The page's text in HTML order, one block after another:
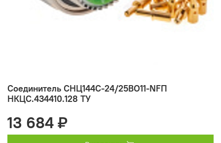
Соединитель СНЦ144С-24/25ВО11-NFП
НКЦС.434410.128 ТУ
13 684 ₽